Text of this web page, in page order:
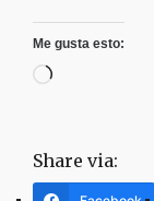
Me gusta esto:
Cargando...
Share via: